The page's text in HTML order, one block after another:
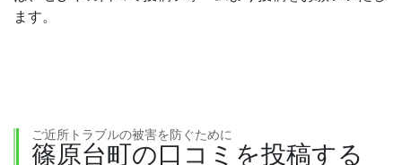
ます。
ご近所トラブルの被害を防ぐために
篠原台町の口コミを投稿する